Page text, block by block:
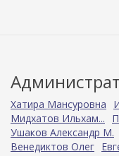
Хатира Мансуровна
Мидхатов Ильхам...
Ушаков Александр М.
Венедиктов Олег